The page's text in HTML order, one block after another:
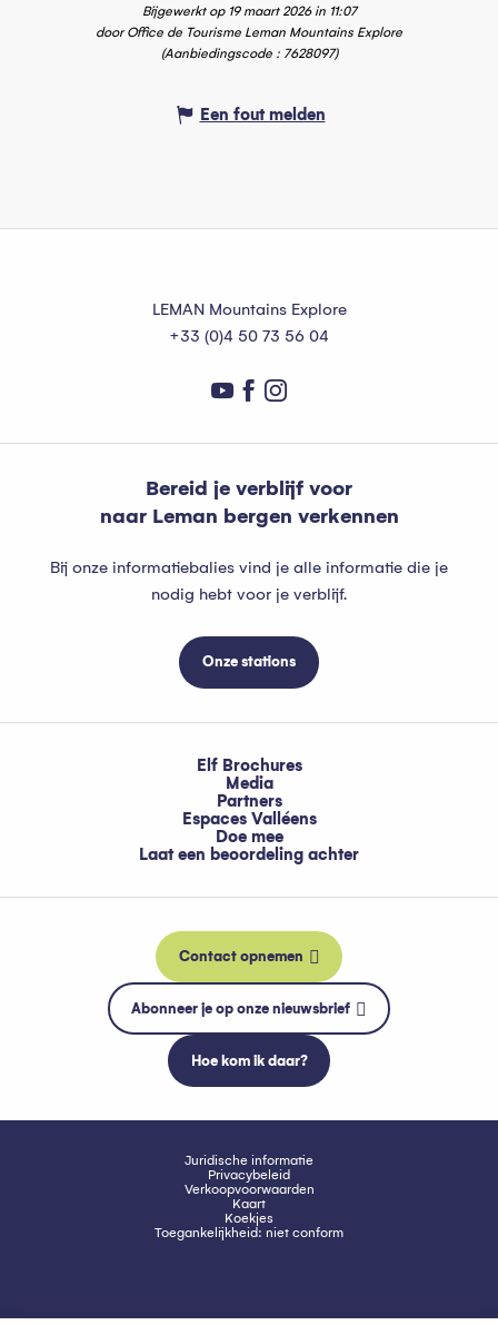
Bijgewerkt op 19 maart 2026 in 11:07
door Office de Tourisme Leman Mountains Explore
(Aanbiedingscode : 7628097)
Een fout melden
LEMAN Mountains Explore
+33 (0)4 50 73 56 04
Bereid je verblijf voor
naar Leman bergen verkennen
Bij onze informatiebalies vind je alle informatie die je
nodig hebt voor je verblijf.
Onze stations
Elf Brochures
Media
Partners
Espaces Valléens
Doe mee
Laat een beoordeling achter
Contact opnemen
Abonneer je op onze nieuwsbrief
Hoe kom ik daar?
Juridische informatie
Privacybeleid
Verkoopvoorwaarden
Kaart
Koekjes
Toegankelijkheid: niet conform